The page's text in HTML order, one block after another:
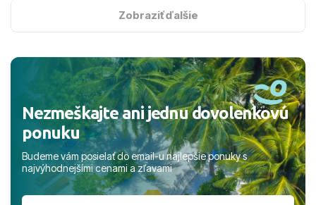
s hviezdičkou. ​Už teraz sa tešíme, kam s nami vyrazíte
Zobraziť ďalšie
Nezmeškajte ani jednu dovolenkovú
ponuku
Budeme vám posielať do email-u najlepšie ponuky s
najvýhodnejšími cenami a zľavami